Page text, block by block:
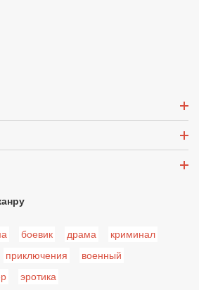
боевик драма
криминал
приключения
военный
эротика